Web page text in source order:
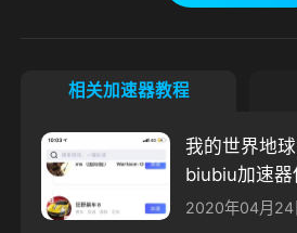
相关加速器教程
我的世界地
biubiu加速器
2020年04月24